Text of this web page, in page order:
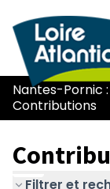
Nantes-Pornic
Contributions
Filtrer et